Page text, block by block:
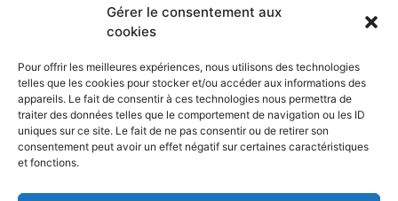
Gérer le consentement aux
cookies
Pour offrir les meilleures expériences, nous utilisons des technologies
telles que les cookies pour stocker et/ou accéder aux informations des
appareils. Le fait de consentir à ces technologies nous permettra de
traiter des données telles que le comportement de navigation ou les ID
uniques sur ce site. Le fait de ne pas consentir ou de retirer son
consentement peut avoir un effet négatif sur certaines caractéristiques
et fonctions.
Deckit – Terrasses pour mobil home
286 Route de Lille – 62660 Beuvry – France